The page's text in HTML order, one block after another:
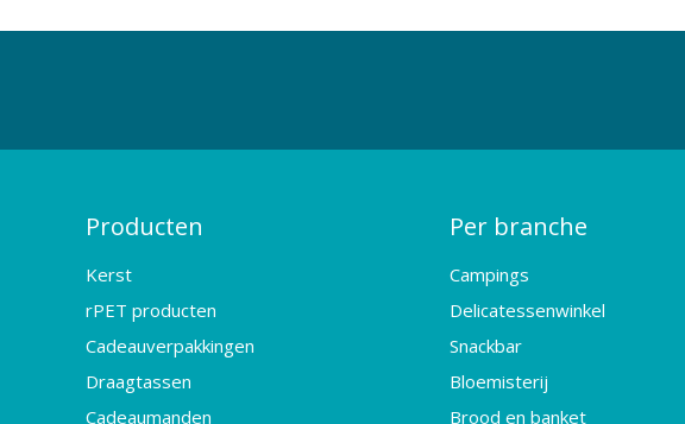
Producten
Kerst
rPET producten
Cadeauverpakkingen
Draagtassen
Cadeaumanden
Per branche
Campings
Delicatessenwinkel
Snackbar
Bloemisterij
Brood en banket